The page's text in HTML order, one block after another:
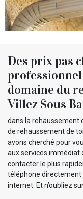
Des prix pas
domaine du
Villez Sous
dans la rehaussement
de rehaussement de
avons cherché pour
aux services immédiat
contacter le plus
téléphone directement
internet. Et n’oubliez